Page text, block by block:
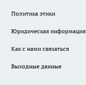
Политика этики
Юридическая информация
Как с нами связаться
Выходные данные